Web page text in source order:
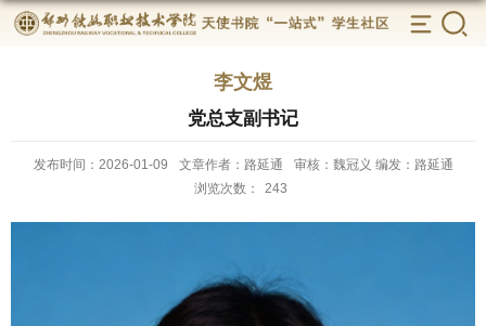
李文煜
党总支副书记
发布时间：2026-01-09 文章作者：路延通
审核：魏冠义 编发：路延通
浏览次数：
243